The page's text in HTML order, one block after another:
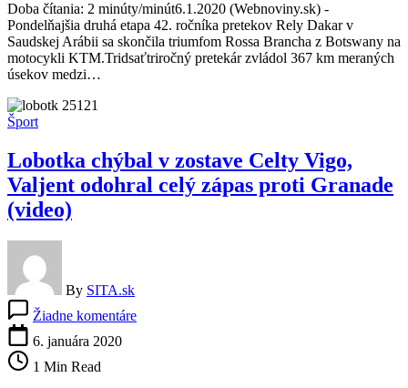
Dakar
zdolal
Jakeša,
ale
Doba čítania: 2 minúty/minút6.1.2020 (Webnoviny.sk) -
Pondelňajšia druhá etapa 42. ročníka pretekov Rely Dakar v
Saudskej Arábii sa skončila triumfom Rossa Brancha z Botswany na
motocykli KTM.Tridsaťtriročný pretekár zvládol 367 km meraných
úsekov medzi…
Šport
Lobotka chýbal v zostave Celty Vigo,
Valjent odohral celý zápas proti Granade
(video)
By SITA.sk
Žiadne komentáreLobotka
6. januára 2020
1 Min Read